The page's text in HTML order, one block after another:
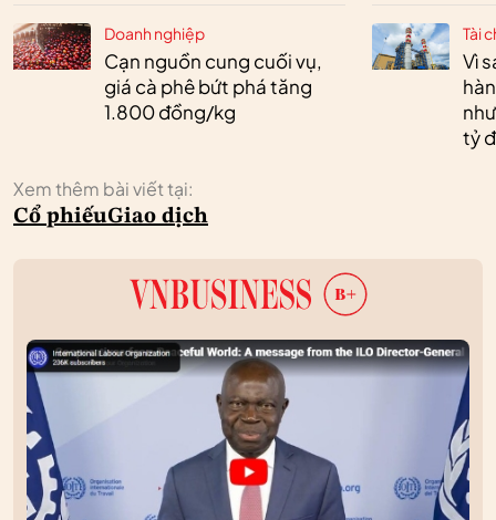
Doanh nghiệp
Cạn nguồn cung cuối vụ,
giá cà phê bứt phá tăng
1.800 đồng/kg
Tài
Vì
tỷ
Xem thêm bài viết tại:
Cổ phiếuGiao dịch